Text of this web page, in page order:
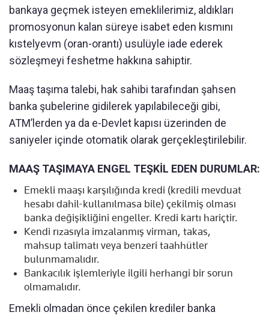
bankaya geçmek isteyen emeklilerimiz, aldıkları
promosyonun kalan süreye isabet eden kısmını
kıstelyevm (oran-orantı) usulüyle iade ederek
sözleşmeyi feshetme hakkına sahiptir.
Maaş taşıma talebi, hak sahibi tarafından şahsen
banka şubelerine gidilerek yapılabileceği gibi,
ATM’lerden ya da e-Devlet kapısı üzerinden de
saniyeler içinde otomatik olarak gerçekleştirilebilir.
MAAŞ TAŞIMAYA ENGEL TEŞKİL EDEN DURUMLAR:
Emekli maaşı karşılığında kredi (kredili mevduat
hesabı dahil-kullanılmasa bile) çekilmiş olması
banka değişikliğini engeller. Kredi kartı hariçtir.
Kendi rızasıyla imzalanmış virman, takas,
mahsup talimatı veya benzeri taahhütler
bulunmamalıdır.
Bankacılık işlemleriyle ilgili herhangi bir sorun
olmamalıdır.
Emekli olmadan önce çekilen krediler banka